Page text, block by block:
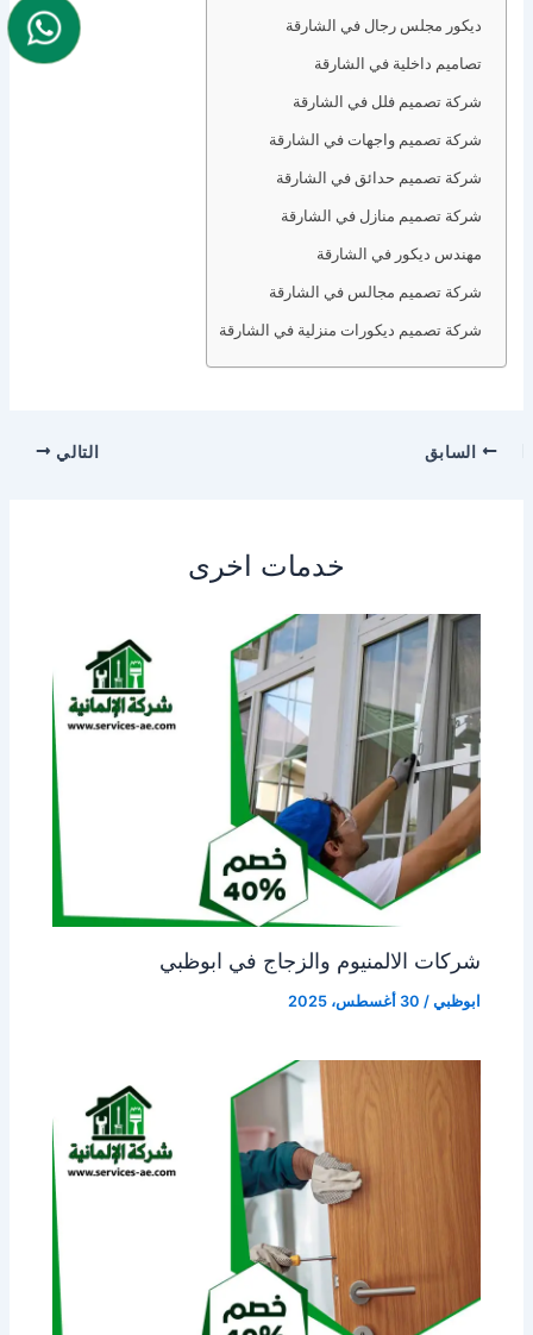
ديكور مجلس رجال في الشارقة
تصاميم داخلية في الشارقة
شركة تصميم فلل في الشارقة
شركة تصميم واجهات في الشارقة
شركة تصميم حدائق في الشارقة
شركة تصميم منازل في الشارقة
مهندس ديكور في الشارقة
شركة تصميم مجالس في الشارقة
شركة تصميم ديكورات منزلية في الشارقة
السابق التالي
خدمات اخرى
شركات الالمنيوم والزجاج في ابوظبي
ابوظبي / 30 أغسطس، 2025